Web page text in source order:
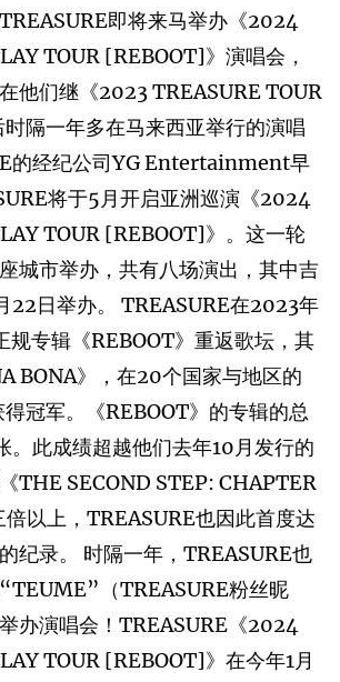
即将来马举办《2024
TOUR [REBOOT]》演唱会，
他们继《2023 TREASURE TOUR
隔一年多在马来西亚举行的演唱
的经纪公司YG Entertainment早
将于5月开启亚洲巡演《2024
TOUR [REBOOT]》。这一轮
城市举办，共有八场演出，其中吉
22日举办。 TREASURE在2023年
规专辑《REBOOT》重返歌坛，其
BONA》，在20个国家与地区的
冠军。《REBOOT》的专辑的总
。此成绩超越他们去年10月发行的
THE SECOND STEP: CHAPTER
以上，TREASURE也因此首度达
纪录。 时隔一年，TREASURE也
（TREASURE粉丝昵
办演唱会！TREASURE《2024
TOUR [REBOOT]》在今年1月